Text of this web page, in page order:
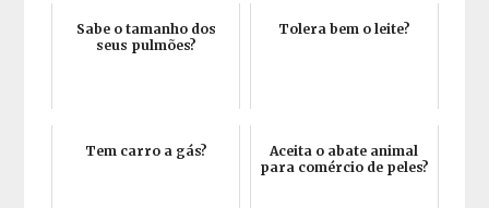
Sabe o tamanho dos
seus pulmões?
Tolera bem o leite?
Tem carro a gás?
Aceita o abate animal
para comércio de peles?